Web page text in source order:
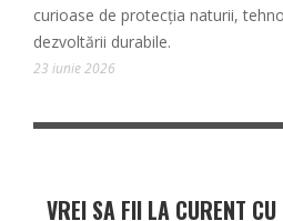
curioase de protecția naturii,
dezvoltării durabile.
23 iunie 2026
VREI SA FII LA CURENT